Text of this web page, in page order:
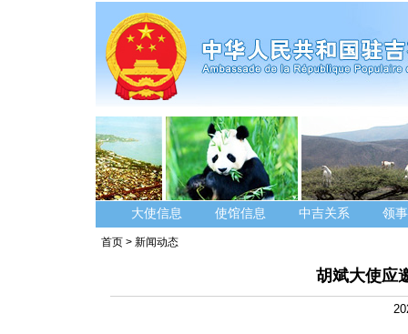
大使信息 使馆信息 中吉关系 领
首页 > 新闻动态
胡斌大使应